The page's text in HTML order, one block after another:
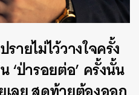
ายไม่ไว้วางใจครั้ง
‘ป่ารอยต่อ’ ครั้งนั้น